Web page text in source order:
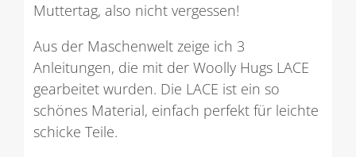
Muttertag, also nicht vergessen!
Aus der Maschenwelt zeige ich 3
Anleitungen, die mit der Woolly Hugs LACE
gearbeitet wurden. Die LACE ist ein so
schönes Material, einfach perfekt für leichte
schicke Teile.